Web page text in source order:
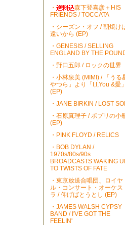
・
森下登喜彦＋HIS
FRIENDS / TOCCATA
・シーズン・オフ / 朝焼け
遠いから (EP)
・GENESIS / SELLING
ENGLAND BY THE
・野口五郎 / ロックの世界
・小林泉美 (MIMI) / 「うる
やつら」より「I,I,You &愛」
(EP)
・JANE BIRKIN / LOST
・石原真理子 / ポプリの小
(EP)
・PINK FLOYD / RELICS
・BOB DYLAN /
1970s/80s/90s
BROADCASTS WAKING
TO TWISTS OF FATE
・東京放送合唱団、ロイヤ
ル・コンサート・オーケス
ラ / 仰げばとうとし (EP)
・JAMES WALSH CYPSY
BAND / I'VE GOT THE
FEELIN'